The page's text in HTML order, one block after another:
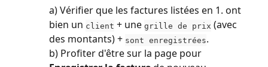
a) Vérifier que les factures listées en 1. ont
bien un client + une grille de prix (avec
des montants) + sont enregistrées.
b) Profiter d'être sur la page pour